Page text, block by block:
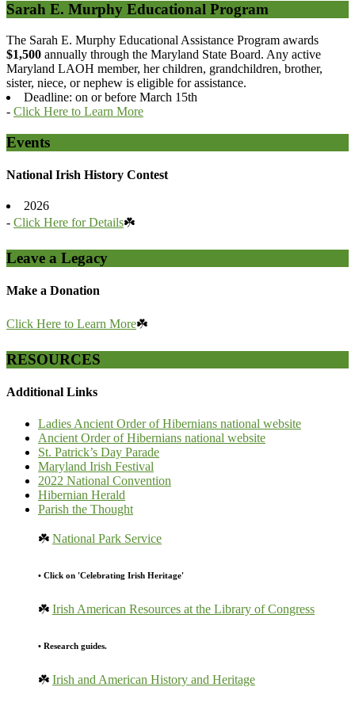
Sarah E. Murphy Educational Program
The Sarah E. Murphy Educational Assistance Program awards
$1,500 annually through the Maryland State Board. Any active
Maryland LAOH member, her children, grandchildren, brother,
sister, niece, or nephew is eligible for assistance.
Deadline: on or before March 15th
- Click Here to Learn More
Events
National Irish History Contest
2026
- Click Here for Details☘️
Leave a Legacy
Make a Donation
Click Here to Learn More☘️
RESOURCES
Additional Links
Ladies Ancient Order of Hibernians national website
Ancient Order of Hibernians national website
St. Patrick’s Day Parade
Maryland Irish Festival
2022 National Convention
Hibernian Herald
Parish the Thought
☘️ National Park Service
• Click on 'Celebrating Irish Heritage'
☘️ Irish American Resources at the Library of Congress
• Research guides.
☘️ Irish and American History and Heritage